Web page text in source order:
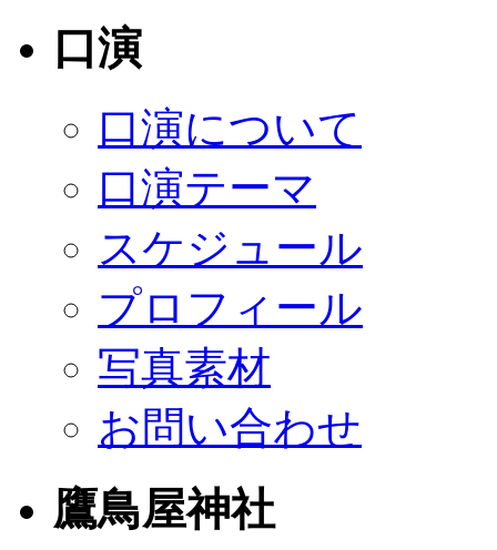
口演
口演について
口演テーマ
スケジュール
プロフィール
写真素材
お問い合わせ
鷹鳥屋神社